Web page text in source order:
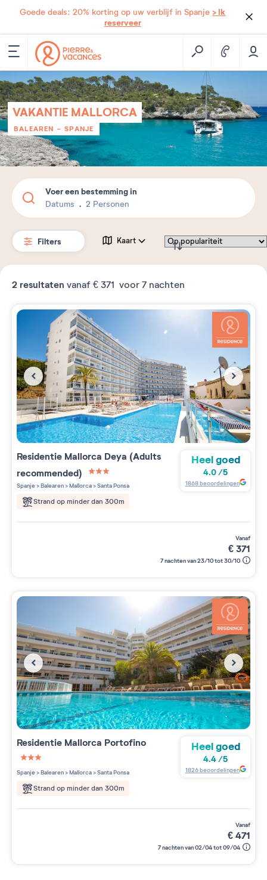
Goede deals: 20% korting op uw verblijf in Spanje > Ik
reserveer
VAKANTIE MALLORCA
BALEAREN -SPANJE
Voer een bestemming in
Datums 2 Personen
Filters Kaart
2 resultaten vanaf € 371 voor 7 nachten
Residentie Mallorca Deya (Adults
recommended)
3 étoiles sur 5
Spanje>Balearen>Mallorca>Santa Ponsa
Strand op minder dan 300m
Heel goed
4.0/5
1868beoordelingen
vanaf
€371
7 nachten van 23/10 tot 30/10
Residentie Mallorca Portofino
3 étoiles sur 5
Spanje>Balearen>Mallorca>Santa Ponsa
Strand op minder dan 300m
Heel goed
4.4/5
1826beoordelingen
vanaf
€471
7 nachten van 02/04 tot 09/04